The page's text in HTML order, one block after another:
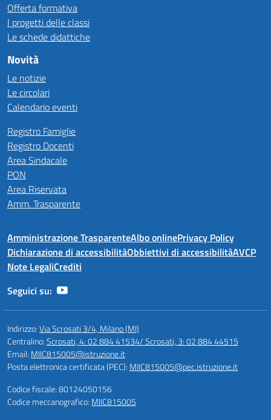
Offerta formativa
I progetti delle classi
Le schede didattiche
Novità
Le notizie
Le circolari
Calendario eventi
Registro Famiglie
Registro Docenti
Area Sindacale
PON
Area Riservata
Amm. Trasparente
Amministrazione TrasparenteAlbo onlinePrivacy Policy
Dichiarazione di accessibilitàObbiettivi di accessibilitàAVCP
Note LegaliCrediti
Seguici su:
Indirizzo:Via Scrosati 3/4, Milano (MI)
Centralino:Scrosati, 4: 02 884 41534/ Scrosati, 3: 02 884 44515
Email: MIIC815005@istruzione.it
Posta elettronica certificata (PEC): MIIC815005@pec.istruzione.it
Codice fiscale: 80124050156
Codice meccanografico: MIIC815005